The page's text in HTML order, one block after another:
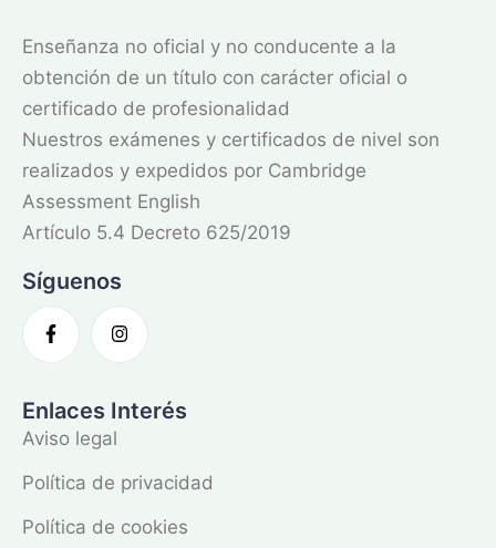
Enseñanza no oficial y no conducente a la
obtención de un título con carácter oficial o
certificado de profesionalidad
Nuestros exámenes y certificados de nivel son
realizados y expedidos por Cambridge
Assessment English
Artículo 5.4 Decreto 625/2019
Síguenos
Enlaces Interés
Aviso legal
Política de privacidad
Política de cookies